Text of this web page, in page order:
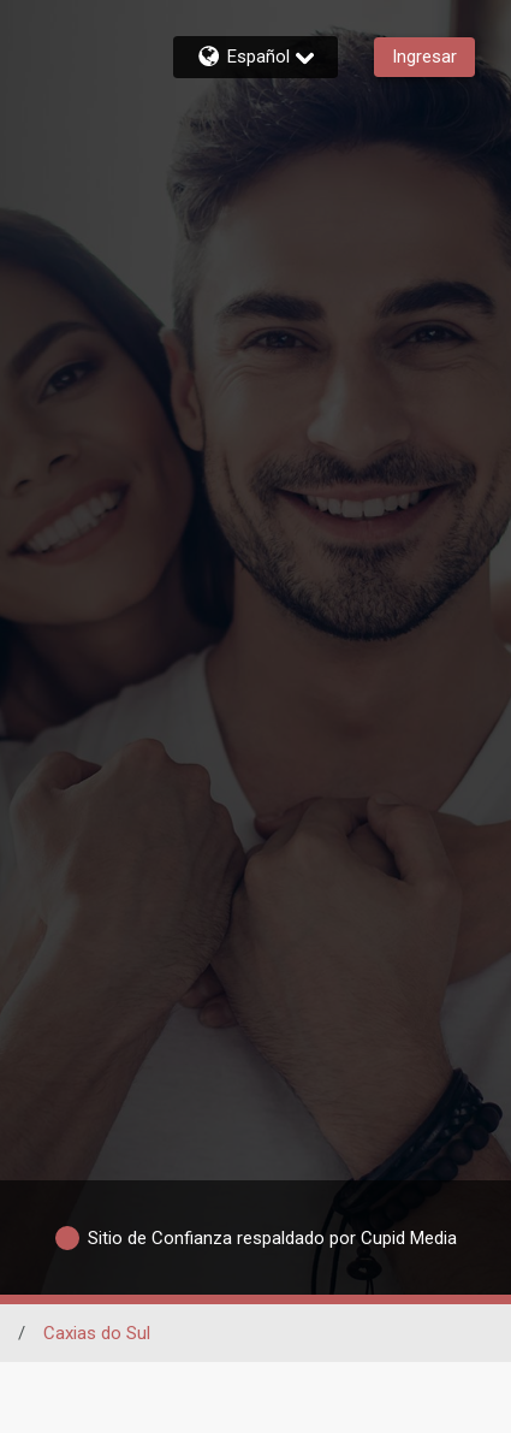
Español Ingresar
Sitio de Confianza respaldado por Cupid Media
/ Caxias do Sul